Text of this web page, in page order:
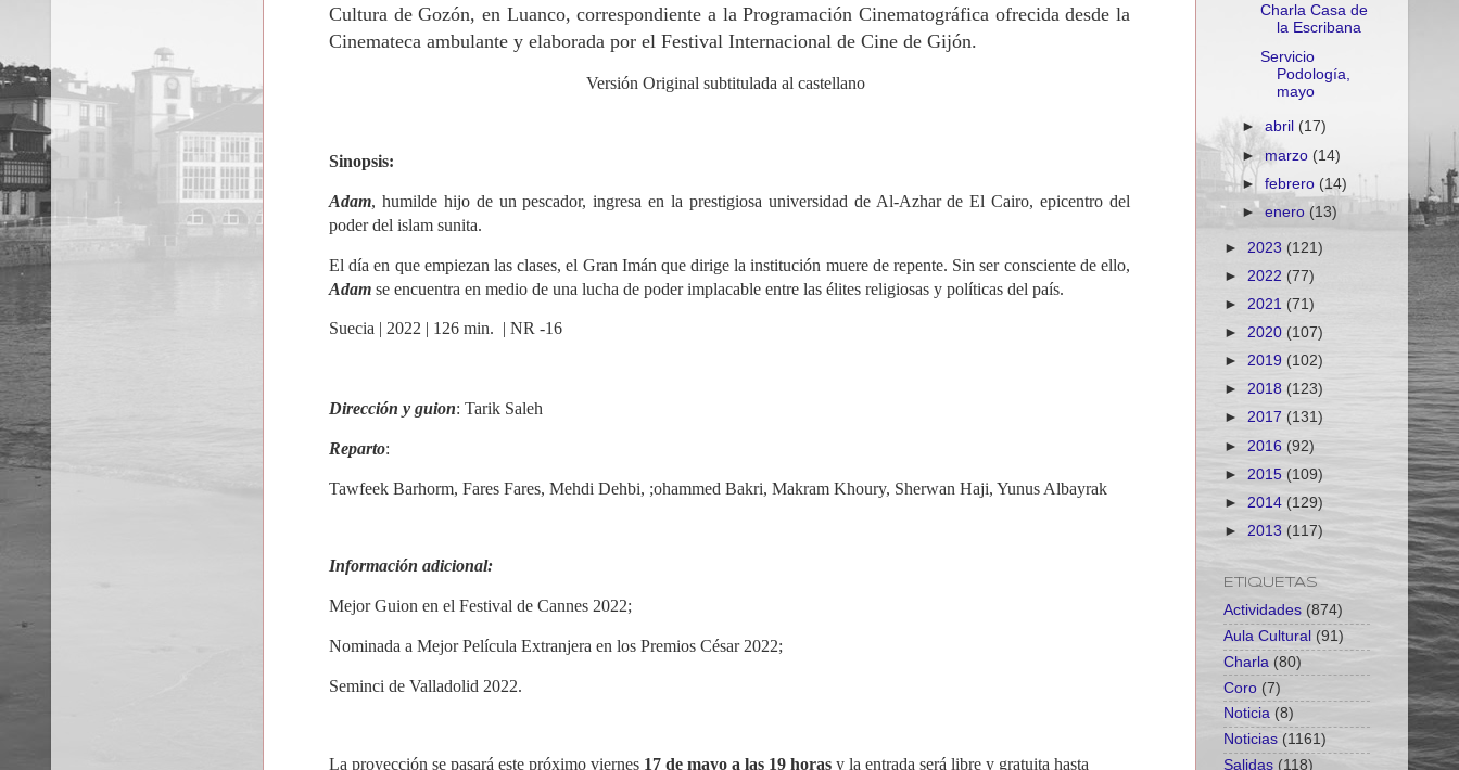
Cultura de Gozón, en Luanco, correspondiente a la Programación Cinematográfica ofrecida desde la
Cinemateca ambulante y elaborada por el Festival Internacional de Cine de Gijón.
Versión Original subtitulada al castellano
Sinopsis:
Adam, humilde hijo de un pescador, ingresa en la prestigiosa universidad de Al-Azhar de El Cairo, epicentro del
poder del islam sunita.
El día en que empiezan las clases, el Gran Imán que dirige la institución muere de repente. Sin ser consciente de ello,
Adam se encuentra en medio de una lucha de poder implacable entre las élites religiosas y políticas del país.
Suecia | 2022 | 126 min. | NR -16
Dirección y guion: Tarik Saleh
Reparto:
Tawfeek Barhorm, Fares Fares, Mehdi Dehbi, ;ohammed Bakri, Makram Khoury, Sherwan Haji, Yunus Albayrak
Información adicional:
Mejor Guion en el Festival de Cannes 2022;
Nominada a Mejor Película Extranjera en los Premios César 2022;
Seminci de Valladolid 2022.
La proyección se pasará este próximo viernes 17 de mayo a las 19 horas y la entrada será libre y gratuita hasta
Charla Casa de
la Escribana
Servicio
Podología,
mayo
►abril (17)
► marzo (14)
►febrero (14)
►enero(13)
► 2023 (121)
► 2022 (77)
► 2021 (71)
► 2020 (107)
► 2019 (102)
► 2018 (123)
► 2017 (131)
► 2016 (92)
► 2015 (109)
► 2014 (129)
► 2013 (117)
ETIQUETAS
Actividades (874)
Aula Cultural (91)
Charla (80)
Coro (7)
Noticia (8)
Noticias (1161)
Salidas (118)